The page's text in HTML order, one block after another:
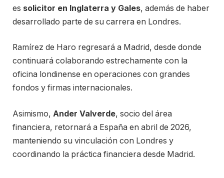
es solicitor en Inglaterra y Gales, además de haber
desarrollado parte de su carrera en Londres.
Ramírez de Haro regresará a Madrid, desde donde
continuará colaborando estrechamente con la
oficina londinense en operaciones con grandes
fondos y firmas internacionales.
Asimismo, Ander Valverde, socio del área
financiera, retornará a España en abril de 2026,
manteniendo su vinculación con Londres y
coordinando la práctica financiera desde Madrid.